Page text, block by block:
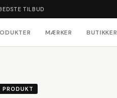
TILBUD
MÆRKER BUTIKKER
PRODUKT